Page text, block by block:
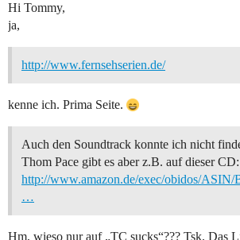
Hi Tommy,
ja,
http://www.fernsehserien.de/
kenne ich. Prima Seite.
Auch den Soundtrack konnte ich nicht
Thom Pace gibt es aber z.B. auf dieser CD:
http://www.amazon.de/exec/obidos/
…
Hm, wieso nur auf „TC sucks“??? Tsk. Das